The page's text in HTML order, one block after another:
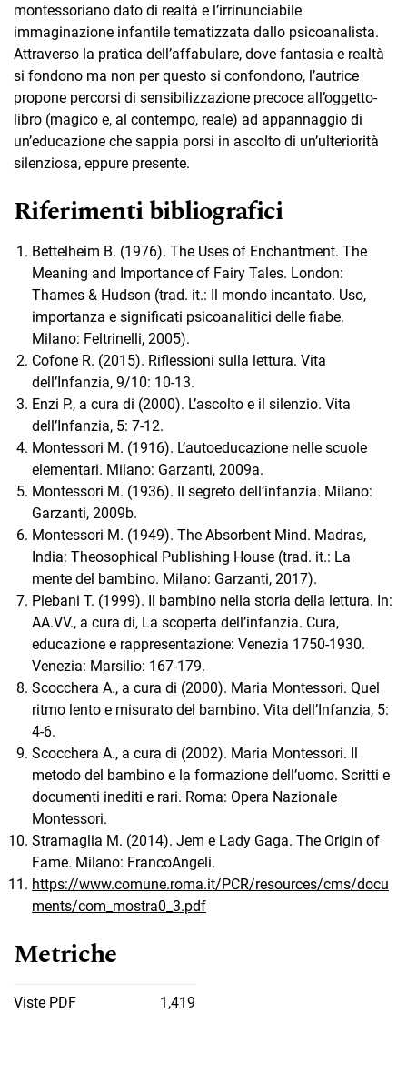
montessoriano dato di realtà e l’irrinunciabile
immaginazione infantile tematizzata dallo psicoanalista.
Attraverso la pratica dell’affabulare, dove fantasia e realtà
si fondono ma non per questo si confondono, l’autrice
propone percorsi di sensibilizzazione precoce all’oggetto-
libro (magico e, al contempo, reale) ad appannaggio di
un’educazione che sappia porsi in ascolto di un’ulteriorità
silenziosa, eppure presente.
Riferimenti bibliografici
Bettelheim B. (1976). The Uses of Enchantment. The
Meaning and Importance of Fairy Tales. London:
Thames & Hudson (trad. it.: Il mondo incantato. Uso,
importanza e significati psicoanalitici delle fiabe.
Milano: Feltrinelli, 2005).
Cofone R. (2015). Riflessioni sulla lettura. Vita
dell’Infanzia, 9/10: 10-13.
Enzi P., a cura di (2000). L’ascolto e il silenzio. Vita
dell’Infanzia, 5: 7-12.
Montessori M. (1916). L’autoeducazione nelle scuole
elementari. Milano: Garzanti, 2009a.
Montessori M. (1936). Il segreto dell’infanzia. Milano:
Garzanti, 2009b.
Montessori M. (1949). The Absorbent Mind. Madras,
India: Theosophical Publishing House (trad. it.: La
mente del bambino. Milano: Garzanti, 2017).
Plebani T. (1999). Il bambino nella storia della lettura. In:
AA.VV., a cura di, La scoperta dell’infanzia. Cura,
educazione e rappresentazione: Venezia 1750-1930.
Venezia: Marsilio: 167-179.
Scocchera A., a cura di (2000). Maria Montessori. Quel
ritmo lento e misurato del bambino. Vita dell’Infanzia, 5:
4-6.
Scocchera A., a cura di (2002). Maria Montessori. Il
metodo del bambino e la formazione dell’uomo. Scritti e
documenti inediti e rari. Roma: Opera Nazionale
Montessori.
Stramaglia M. (2014). Jem e Lady Gaga. The Origin of
Fame. Milano: FrancoAngeli.
https://www.comune.roma.it/PCR/resources/cms/docu
ments/com_mostra0_3.pdf
Metriche
Viste PDF 1,419